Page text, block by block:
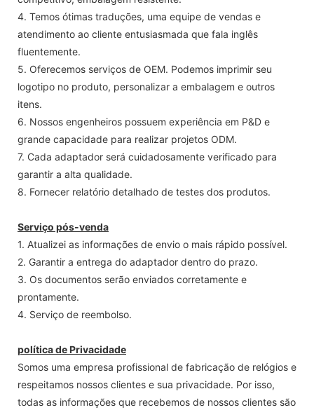
4. Temos ótimas traduções, uma equipe de vendas e
atendimento ao cliente entusiasmada que fala inglês
fluentemente.
5. Oferecemos serviços de OEM. Podemos imprimir seu
logotipo no produto, personalizar a embalagem e outros
itens.
6. Nossos engenheiros possuem experiência em P&D e
grande capacidade para realizar projetos ODM.
7. Cada adaptador será cuidadosamente verificado para
garantir a alta qualidade.
8. Fornecer relatório detalhado de testes dos produtos.
Serviço pós-venda
1. Atualizei as informações de envio o mais rápido possível.
2. Garantir a entrega do adaptador dentro do prazo.
3. Os documentos serão enviados corretamente e
prontamente.
4. Serviço de reembolso.
política de Privacidade
Somos uma empresa profissional de fabricação de relógios e
respeitamos nossos clientes e sua privacidade. Por isso,
todas as informações que recebemos de nossos clientes são